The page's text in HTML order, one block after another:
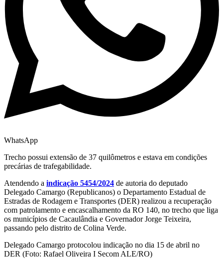
WhatsApp
Trecho possui extensão de 37 quilômetros e estava em condições
precárias de trafegabilidade.
Atendendo a indicação 5454/2024 de autoria do deputado
Delegado Camargo (Republicanos) o Departamento Estadual de
Estradas de Rodagem e Transportes (DER) realizou a recuperação
com patrolamento e encascalhamento da RO 140, no trecho que liga
os municípios de Cacaulândia e Governador Jorge Teixeira,
passando pelo distrito de Colina Verde.
Delegado Camargo protocolou indicação no dia 15 de abril no
DER (Foto: Rafael Oliveira I Secom ALE/RO)